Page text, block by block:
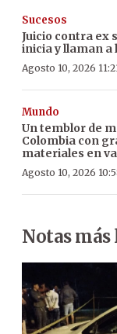
Sucesos
Juicio contra ex
inicia y llaman
Agosto 10, 2026
Mundo
Un temblor de
Colombia con
materiales en
Agosto 10, 2026
Notas más